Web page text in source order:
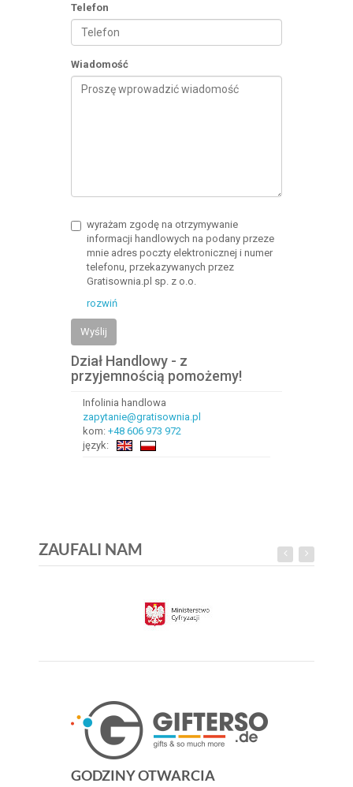
Telefon
Wiadomość
wyrażam zgodę na otrzymywanie
informacji handlowych na podany przeze
mnie adres poczty elektronicznej i numer
telefonu, przekazywanych przez
Gratisownia.pl sp. z o.o.
rozwiń
Wyślij
Dział Handlowy - z
przyjemnością pomożemy!
Infolinia handlowa
zapytanie@gratisownia.pl
kom: +48 606 973 972
język:
ZAUFALI NAM
GODZINY OTWARCIA